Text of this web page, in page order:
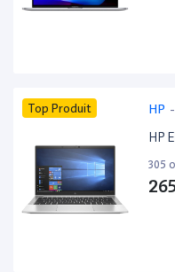
Top Produit HP -
HP
305